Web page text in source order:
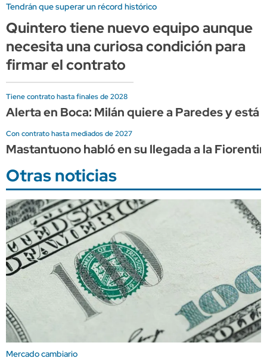
Tendrán que superar un récord histórico
Quintero tiene nuevo equipo aunque
necesita una curiosa condición para
firmar el contrato
Tiene contrato hasta finales de 2028
Alerta en Boca: Milán quiere a Paredes y está
Con contrato hasta mediados de 2027
Mastantuono habló en su llegada a la
Otras noticias
Mercado cambiario